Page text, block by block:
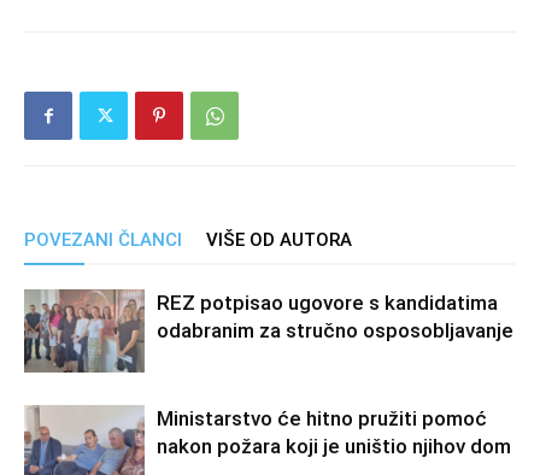
POVEZANI ČLANCI VIŠE OD AUTORA
REZ potpisao ugovore s kandidatima
odabranim za stručno osposobljavanje
Ministarstvo će hitno pružiti pomoć
nakon požara koji je uništio njihov dom